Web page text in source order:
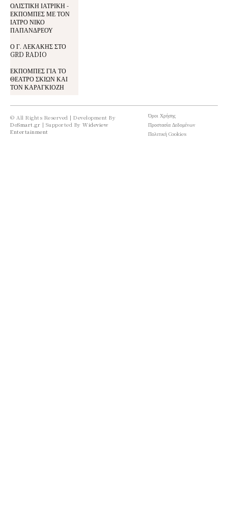
ΟΛΙΣΤΙΚΗ ΙΑΤΡΙΚΗ -
ΕΚΠΟΜΠΕΣ ΜΕ ΤΟΝ
ΙΑΤΡΟ ΝΙΚΟ
ΠΑΠΑΝΔΡΕΟΥ
Ο Γ. ΛΕΚΑΚΗΣ ΣΤΟ
GRD RADIO
ΕΚΠΟΜΠΕΣ ΓΙΑ ΤΟ
ΘΕΑΤΡΟ ΣΚΙΩΝ ΚΑΙ
ΤΟΝ ΚΑΡΑΓΚΙΟΖΗ
© All Rights Reserved | Development By
DoSmart.gr | Supported By Wideview
Entertainment
Όροι Χρήσης
Προστασία Δεδομένων
Πολιτική Cookies